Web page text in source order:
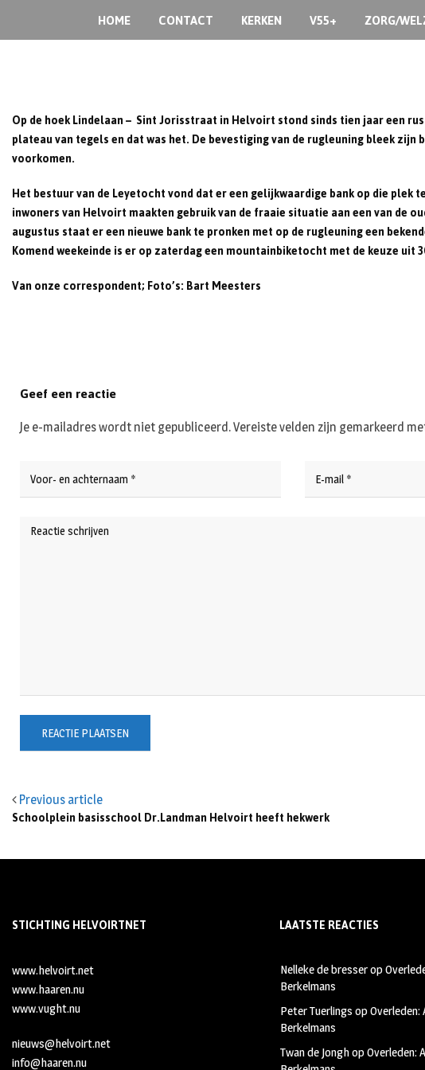
HOME CONTACT KERKEN V55+ ZORG/
Op de hoek Lindelaan – Sint Jorisstraat in Helvoirt stond sinds tien jaar een
plateau van tegels en dat was het. De bevestiging van de rugleuning bleek
voorkomen.
Het bestuur van de Leyetocht vond dat er een gelijkwaardige bank op die
inwoners van Helvoirt maakten gebruik van de fraaie situatie aan een van de
augustus staat er een nieuwe bank te pronken met op de rugleuning een
Komend weekeinde is er op zaterdag een mountainbiketocht met de keuze uit
Van onze correspondent; Foto’s: Bart Meesters
Previous article
Schoolplein basisschool Dr.Landman Helvoirt heeft hekwerk
Geef een reactie
Je e-mailadres wordt niet gepubliceerd.Vereiste velden zijn gemarkeerd
STICHTING HELVOIRTNET
www.helvoirt.net
www.haaren.nu
www.vught.nu
nieuws@helvoirt.net
info@haaren.nu
LAATSTE REACTIES
Nelleke de bresserop
Berkelmans
Peter Tuerlings opOverleden:
Berkelmans
Twan de JonghopOverleden: